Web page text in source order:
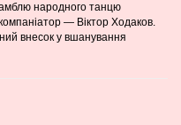
народного танцю
— Віктор Ходаков.
внесок у вшанування